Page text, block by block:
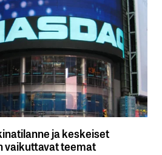
ja keskeiset
vaikuttavat teemat